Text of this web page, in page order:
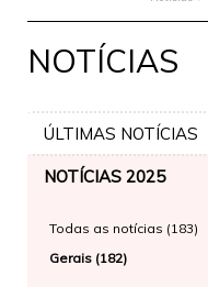
NOTÍCIAS
ÚLTIMAS NOTÍCIAS
NOTÍCIAS 2025
Todas as notícias (183)
Gerais (182)